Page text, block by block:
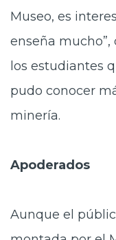
Museo, es
enseña
los estudiantes
pudo conocer
minería.
Apoderados
Aunque el